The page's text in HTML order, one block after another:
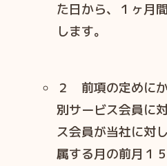
た日から、１ヶ月
します。
２ 前項の定めに
別サービス会員に
ス会員が当社に対
属する月の前月１